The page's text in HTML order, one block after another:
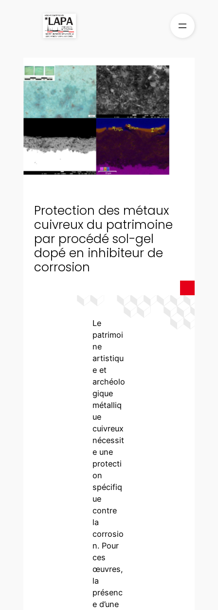
Protection des métaux
cuivreux du patrimoine
par procédé sol-gel
dopé en inhibiteur de
corrosion
Le
patrimoi
ne
artistiqu
e et
archéolo
gique
métalliq
ue
cuivreux
nécessit
e une
protecti
on
spécifiq
ue
contre
la
corrosio
n. Pour
ces
œuvres,
la
présenc
e d’une